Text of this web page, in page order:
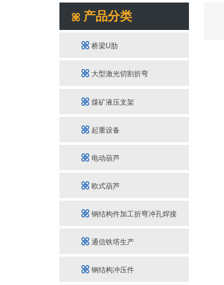
产品分类
桥梁U肋
大型激光切割折弯
煤矿液压支架
起重设备
电动葫芦
欧式葫芦
钢结构件加工折弯冲孔焊接
通信铁塔生产
钢结构冲压件